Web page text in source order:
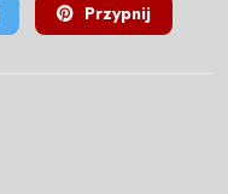
Przypnij